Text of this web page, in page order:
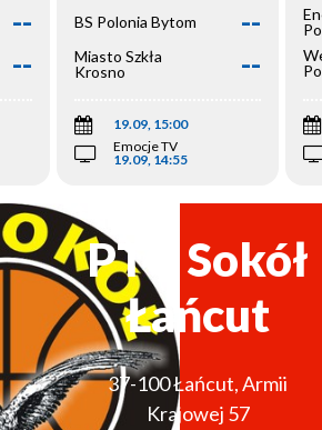
--
--
BS Polonia Bytom --
Miasto Szkła
Krosno
--
19.09, 15:00
Emocje TV
19.09, 14:55
PTG Sokół
Łańcut
37-100Łańcut,Armii
Krajowej 57